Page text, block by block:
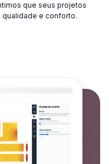
que seus projetos
qualidade e conforto.